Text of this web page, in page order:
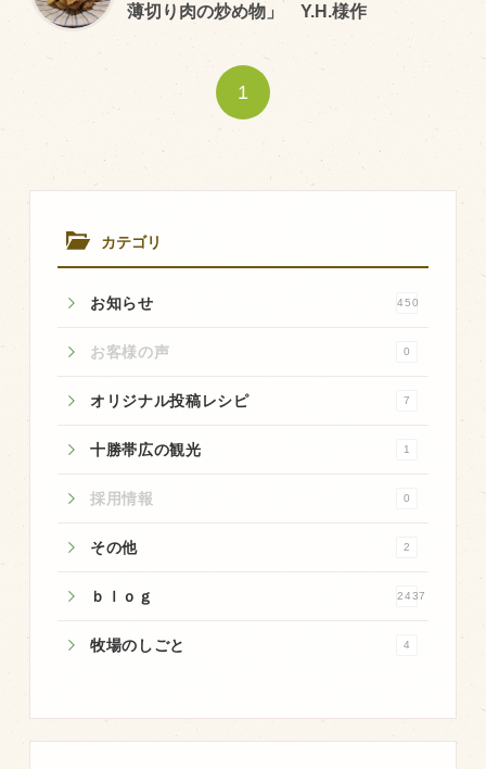
カテゴリ
お知らせ 450
お客様の声 0
オリジナル投稿レシピ 7
十勝帯広の観光 1
採用情報 0
その他 2
ｂｌｏｇ 2437
牧場のしごと 4
薄切り肉の炒め物」 Y.H.様作
1
その他
飼育している牛について
販売加工場
食肉加工場を新設
衛生管理体制
品質管理体制
ＢtoＢ受発注システム
瑕疵とは
商品のご紹介
豊西牛